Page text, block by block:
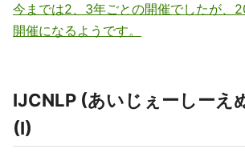
今までは2、3年ごとの開催でしたが、
開催になるようです。
IJCNLP (あいじぇーしーえ
(I)